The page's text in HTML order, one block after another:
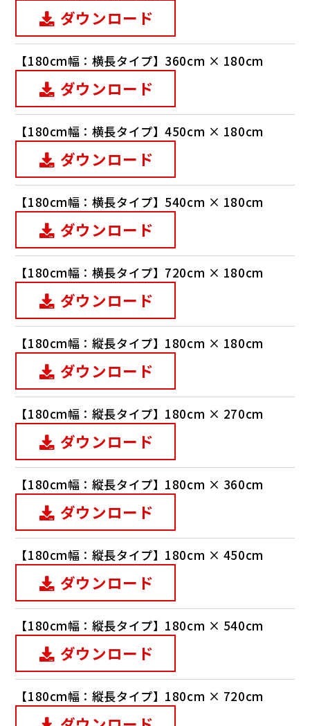
ダウンロード
【180cm幅：横長タイプ】360cm × 180cm
ダウンロード
【180cm幅：横長タイプ】450cm × 180cm
ダウンロード
【180cm幅：横長タイプ】540cm × 180cm
ダウンロード
【180cm幅：横長タイプ】720cm × 180cm
ダウンロード
【180cm幅：縦長タイプ】180cm × 180cm
ダウンロード
【180cm幅：縦長タイプ】180cm × 270cm
ダウンロード
【180cm幅：縦長タイプ】180cm × 360cm
ダウンロード
【180cm幅：縦長タイプ】180cm × 450cm
ダウンロード
【180cm幅：縦長タイプ】180cm × 540cm
ダウンロード
【180cm幅：縦長タイプ】180cm × 720cm